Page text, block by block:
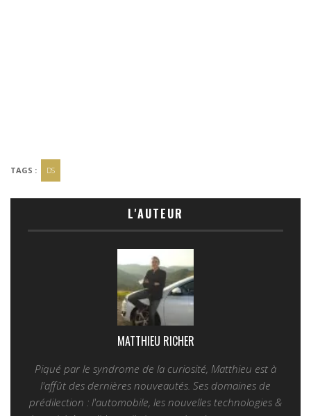
TAGS : DS
L'AUTEUR
MATTHIEU RICHER
Piqué par le syndrome de la curiosité, Matthieu est à
l'affût des dernières nouveautés. Ses domaines de
prédilection : l'automobile, les nouvelles technologies &